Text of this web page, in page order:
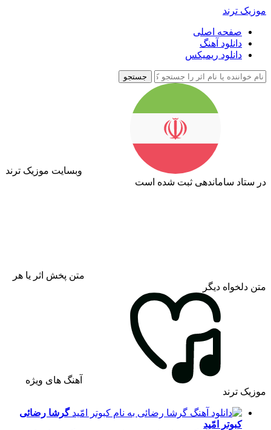
موزیک ترند
صفحه اصلی
دانلود آهنگ
دانلود ریمیکس
جستجو
وبسایت موزیک ترند
در ستاد ساماندهی ثبت شده است
متن پخش اثر یا هر
متن دلخواه دیگر
آهنگ های ویژه
موزیک ترند
گرشا رضائی
کبوتر امّید